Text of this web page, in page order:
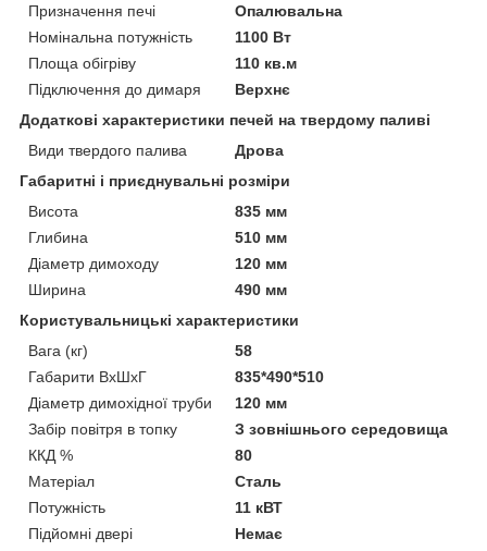
Призначення печі
Опалювальна
Номінальна потужність
1100 Вт
Площа обігріву
110 кв.м
Підключення до димаря
Верхнє
Додаткові характеристики печей на твердому паливі
Види твердого палива
Дрова
Габаритні і приєднувальні розміри
Висота
835 мм
Глибина
510 мм
Діаметр димоходу
120 мм
Ширина
490 мм
Користувальницькі характеристики
Вага (кг)
58
Габарити ВхШхГ
835*490*510
Діаметр димохідної труби
120 мм
Забір повітря в топку
З зовнішнього середовища
ККД %
80
Матеріал
Сталь
Потужність
11 кВТ
Підйомні двері
Немає